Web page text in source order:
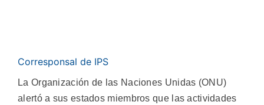
Corresponsal de IPS
La Organización de las Naciones Unidas (ONU)
alertó a sus estados miembros que las actividades